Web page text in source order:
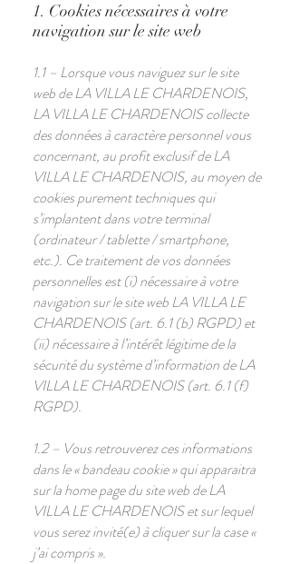
1. Cookies nécessaires à votre
navigation sur le site web
1.1 – Lorsque vous naviguez sur le site
web de LA VILLA LE CHARDENOIS,
LA VILLA LE CHARDENOIS collecte
des données à caractère personnel vous
concernant, au profit exclusif de LA
VILLA LE CHARDENOIS, au moyen de
cookies purement techniques qui
s’implantent dans votre terminal
(ordinateur / tablette / smartphone,
etc.). Ce traitement de vos données
personnelles est (i) nécessaire à votre
navigation sur le site web LA VILLA LE
CHARDENOIS (art. 6.1 (b) RGPD) et
(ii) nécessaire à l’intérêt légitime de la
sécurité du système d’information de LA
VILLA LE CHARDENOIS (art. 6.1 (f)
RGPD).
1.2 – Vous retrouverez ces informations
dans le « bandeau cookie » qui apparaitra
sur la home page du site web de LA
VILLA LE CHARDENOIS et sur lequel
vous serez invité(e) à cliquer sur la case «
j’ai compris ».